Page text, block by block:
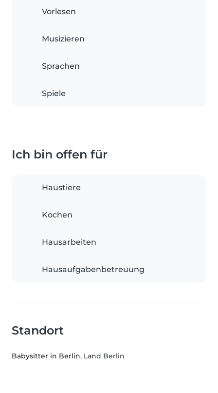
Vorlesen
Musizieren
Sprachen
Spiele
Ich bin offen für
Haustiere
Kochen
Hausarbeiten
Hausaufgabenbetreuung
Standort
Babysitter in Berlin, Land Berlin